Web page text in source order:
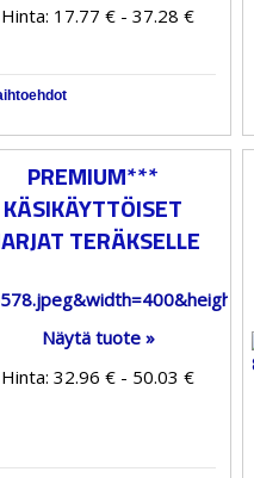
Hinta: 17.77 € - 37.28 €
PREMIUM***
KÄSIKÄYTTÖISET
TERÄKSELLE
Näytä tuote »
Hinta: 32.96 € - 50.03 €